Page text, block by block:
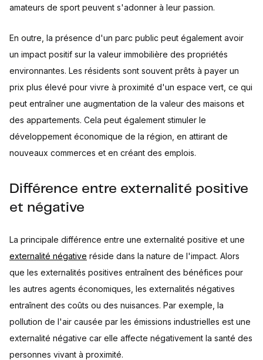
amateurs de sport peuvent s'adonner à leur passion.
En outre, la présence d'un parc public peut également avoir
un impact positif sur la valeur immobilière des propriétés
environnantes. Les résidents sont souvent prêts à payer un
prix plus élevé pour vivre à proximité d'un espace vert, ce qui
peut entraîner une augmentation de la valeur des maisons et
des appartements. Cela peut également stimuler le
développement économique de la région, en attirant de
nouveaux commerces et en créant des emplois.
Différence entre externalité positive
et négative
La principale différence entre une externalité positive et une
externalité négative réside dans la nature de l'impact. Alors
que les externalités positives entraînent des bénéfices pour
les autres agents économiques, les externalités négatives
entraînent des coûts ou des nuisances. Par exemple, la
pollution de l'air causée par les émissions industrielles est une
externalité négative car elle affecte négativement la santé des
personnes vivant à proximité.